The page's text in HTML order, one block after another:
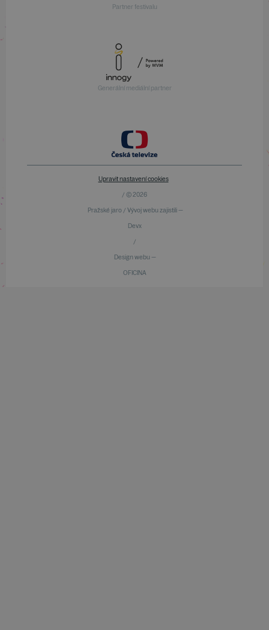
Partner festivalu
Generální mediální partner
Upravit nastavení cookies
/ © 2026
Pražské jaro / Vývoj webu zajistili —
Devx
/
Design webu —
OFICINA